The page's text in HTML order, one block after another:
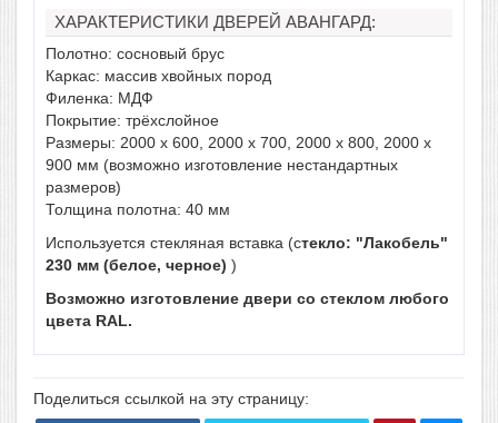
ХАРАКТЕРИСТИКИ ДВЕРЕЙ АВАНГАРД:
Полотно: сосновый брус
Каркас: массив хвойных пород
Филенка: МДФ
Покрытие: трёхслойное
Размеры: 2000 х 600, 2000 х 700, 2000 х 800, 2000 х
900 мм (возможно изготовление нестандартных
размеров)
Толщина полотна: 40 мм
Используется стекляная вставка (стекло: "Лакобель"
230 мм (белое, черное) )
Возможно изготовление двери со стеклом любого
цвета RAL.
Поделиться ссылкой на эту страницу: